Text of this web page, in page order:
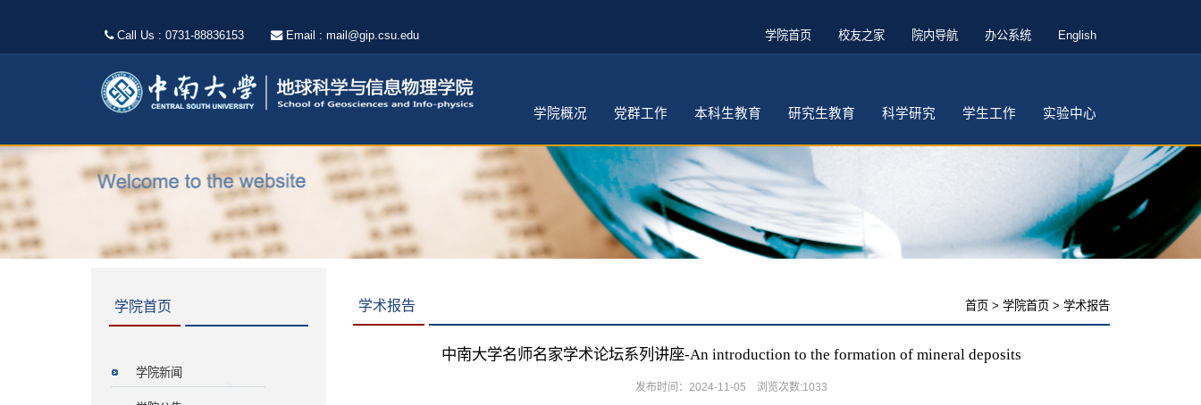
Call Us : 0731-88836153 Email : mail@gip.csu.edu 学院首页 校友之家 院内导航 办公系统 English
学院概况 党群工作 本科生教育 研究生教育 科学研究 学生工作 实验中心
学院首页
学院新闻
学术报告 首页 > 学院首页 > 学术报告
中南大学名师名家学术论坛系列讲座-An introduction to the formation of mineral deposits
发布时间：2024-11-05 浏览次数:1033